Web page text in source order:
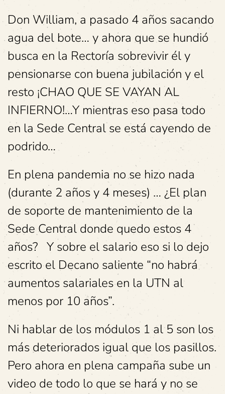
Don William, a pasado 4 años sacando
agua del bote… y ahora que se hundió
busca en la Rectoría sobrevivir él y
pensionarse con buena jubilación y el
resto ¡CHAO QUE SE VAYAN AL
INFIERNO!…Y mientras eso pasa todo
en la Sede Central se está cayendo de
podrido…
En plena pandemia no se hizo nada
(durante 2 años y 4 meses) … ¿El plan
de soporte de mantenimiento de la
Sede Central donde quedo estos 4
años? Y sobre el salario eso si lo dejo
escrito el Decano saliente “no habrá
aumentos salariales en la UTN al
menos por 10 años”.
Ni hablar de los módulos 1 al 5 son los
más deteriorados igual que los pasillos.
Pero ahora en plena campaña sube un
video de todo lo que se hará y no se